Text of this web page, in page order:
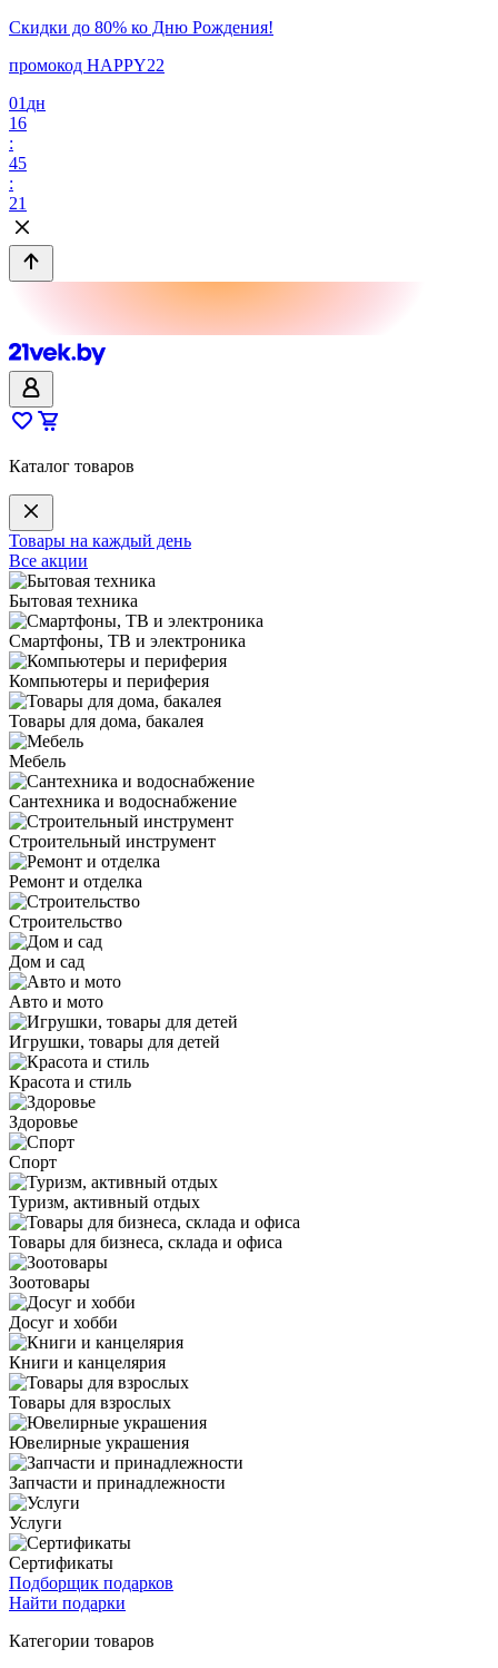
Скидки до 80% ко Дню Рождения!
промокод HAPPY22
01 дн
16
:
45
:
21
Каталог товаров
Товары на каждый день
Все акции
Бытовая техника
Смартфоны, ТВ и электроника
Компьютеры и периферия
Товары для дома, бакалея
Мебель
Сантехника и водоснабжение
Строительный инструмент
Ремонт и отделка
Строительство
Дом и сад
Авто и мото
Игрушки, товары для детей
Красота и стиль
Здоровье
Спорт
Туризм, активный отдых
Товары для бизнеса, склада и офиса
Зоотовары
Досуг и хобби
Книги и канцелярия
Товары для взрослых
Ювелирные украшения
Запчасти и принадлежности
Услуги
Сертификаты
Подборщик подарков
Найти подарки
Категории товаров